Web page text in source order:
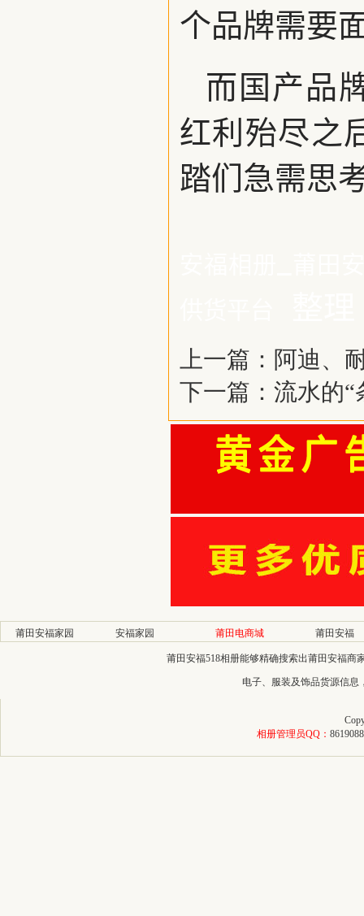
个品牌需要
而国产品
红利殆尽之
踏们急需思
上一篇： 阿迪、
下一篇： 流水的“
莆田安福家园 安福家园 莆田电商城 莆田安福
莆田安福518相册能够精确搜索出莆田安福商
电子、服装及饰品货源信
相册管理员QQ： 8619088